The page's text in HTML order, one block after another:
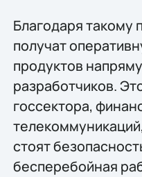
Благодаря такому
получат
продуктов
разработчиков.
госсектора,
стоят
бесперебойная